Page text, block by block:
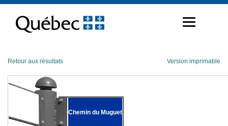
contenu
Retour aux résultats Version imprimable
Chemin du Muguet